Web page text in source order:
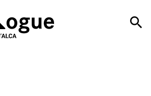
AU CONTENU PRINCIPAL